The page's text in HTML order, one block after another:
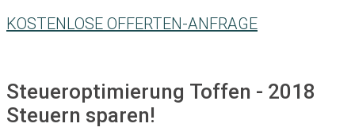
KOSTENLOSE OFFERTEN-ANFRAGE
Steueroptimierung Toffen - 2018
Steuern sparen!